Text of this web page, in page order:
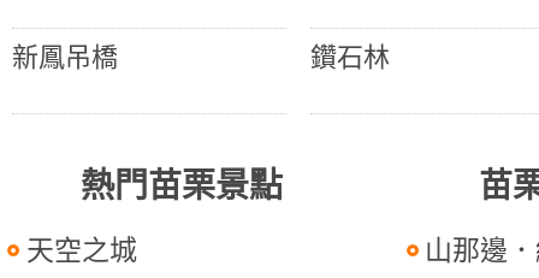
新鳳吊橋 鑽石林
熱門苗栗景點
天空之城
苗
山那邊